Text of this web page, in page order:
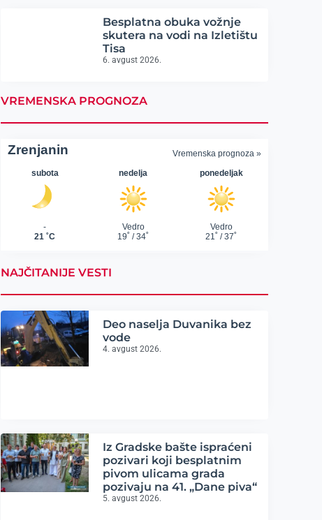
Besplatna obuka vožnje
skutera na vodi na Izletištu
Tisa
6. avgust 2026.
VREMENSKA PROGNOZA
NAJČITANIJE VESTI
Deo naselja Duvanika bez
vode
4. avgust 2026.
Iz Gradske bašte ispraćeni
pozivari koji besplatnim
pivom ulicama grada
pozivaju na 41. „Dane piva“
5. avgust 2026.